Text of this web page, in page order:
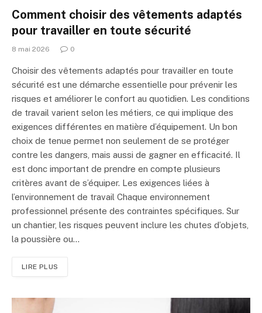
Comment choisir des vêtements adaptés
pour travailler en toute sécurité
8 mai 2026 0
Choisir des vêtements adaptés pour travailler en toute
sécurité est une démarche essentielle pour prévenir les
risques et améliorer le confort au quotidien. Les conditions
de travail varient selon les métiers, ce qui implique des
exigences différentes en matière d’équipement. Un bon
choix de tenue permet non seulement de se protéger
contre les dangers, mais aussi de gagner en efficacité. Il
est donc important de prendre en compte plusieurs
critères avant de s’équiper. Les exigences liées à
l’environnement de travail Chaque environnement
professionnel présente des contraintes spécifiques. Sur
un chantier, les risques peuvent inclure les chutes d’objets,
la poussière ou…
LIRE PLUS